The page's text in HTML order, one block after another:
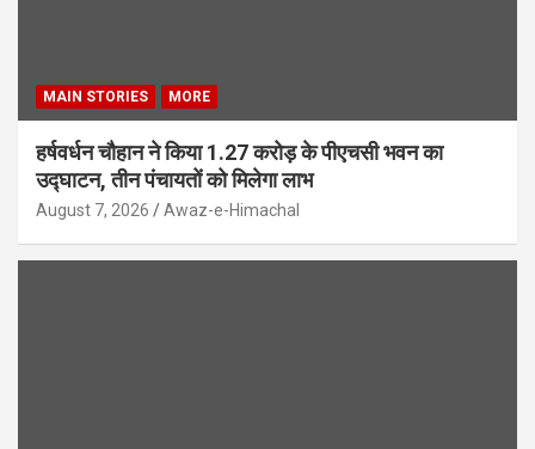
MAIN STORIES MORE
हर्षवर्धन चौहान ने किया 1.27 करोड़ के पीएचसी भवन का
उद्घाटन, तीन पंचायतों को मिलेगा लाभ
August 7, 2026 Awaz-e-Himachal